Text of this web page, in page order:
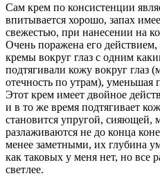
Сам крем по консистенции
впитывается хорошо, запах
свежестью, при нанесении на
Очень поражена его
кремы вокруг глаз с одним
подтягивали кожу вокруг глаз
отечность по утрам),
Этот крем имеет двойное
и в то же время подтягивает
становится упругой,
разлаживаются не до конца
менее заметными, их глубина
как таковых у меня нет, но все
светлее.